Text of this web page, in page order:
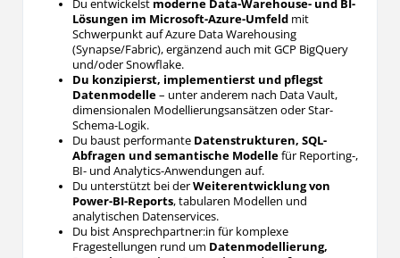
Du entwickelst moderne Data-Warehouse- und BI-
Lösungen im Microsoft-Azure-Umfeld mit
Schwerpunkt auf Azure Data Warehousing
(Synapse/Fabric), ergänzend auch mit GCP BigQuery
und/oder Snowflake.
Du konzipierst, implementierst und pflegst
Datenmodelle– unter anderem nach Data Vault,
dimensionalen Modellierungsansätzen oder Star-
Schema-Logik.
Du baust performante Datenstrukturen, SQL-
Abfragen und semantische Modellefür Reporting-,
BI- und Analytics-Anwendungen auf.
Du unterstützt bei derWeiterentwicklung von
Power-BI-Reports, tabularen Modellen und
analytischen Datenservices.
Du bist Ansprechpartner:in für komplexe
Fragestellungen rund um Datenmodellierung,